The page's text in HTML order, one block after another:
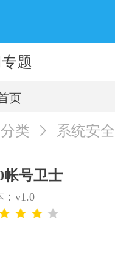
题
页
类 系统安全
帐号卫士
：v1.0